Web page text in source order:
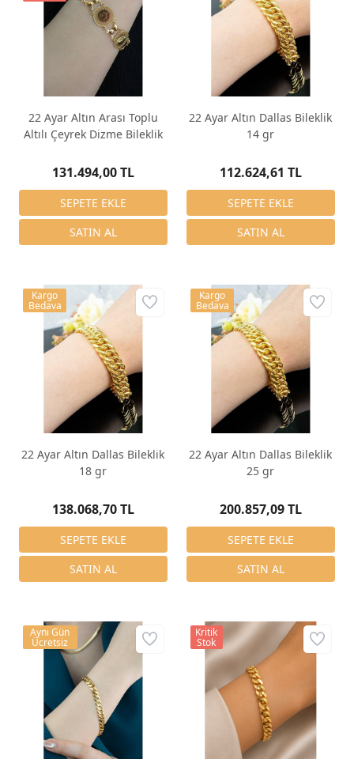
22 Ayar Altın Arası Toplu
Altılı Çeyrek Dizme Bileklik
131.494,00 TL
22 Ayar Altın Dallas Bileklik
14 gr
112.624,61 TL
22 Ayar Altın Dallas Bileklik
18 gr
138.068,70 TL
Kargo
Bedava
22 Ayar Altın Dallas Bileklik
25 gr
200.857,09 TL
Kargo
Bedava
Aynı Gün
Ücretsiz
Kritik
Stok